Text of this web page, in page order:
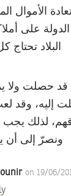
الأموال
على
البلاد تحتاج
قد حصلت ولا
إليه، وقد
لذلك يجب
ونصرّ إلى أن
on 19/06/